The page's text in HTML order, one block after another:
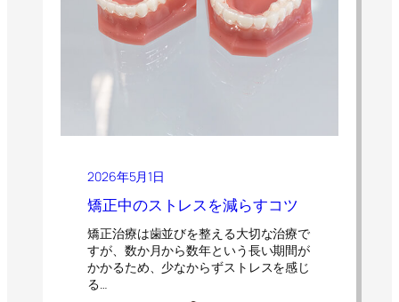
2026年5月1日
矯正中のストレスを減らすコツ
矯正治療は歯並びを整える大切な治療で
すが、数か月から数年という長い期間が
かかるため、少なからずストレスを感じ
る…